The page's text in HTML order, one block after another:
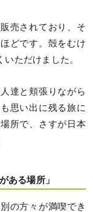
売されており、そ
どです。殻をむけ
ただけました。
達と頬張りながら
思い出に残る旅に
所で、さすが日本
ある場所」
の方々が満喫でき